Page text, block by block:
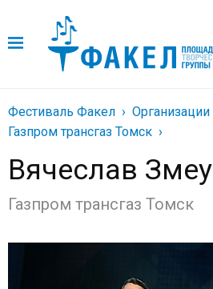
Фестиваль Факел
Организации
Газпром трансгаз Томск
Вячеслав Змеу
Газпром трансгаз Томск